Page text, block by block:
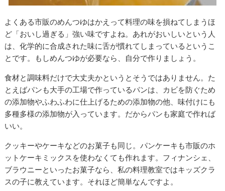
よくある市販のめんつゆはかえって料理の味を損ねてしまうほ
ど「おいし過ぎる」強い味ですよね。あれがおいしいという人
は、化学的に合成された味に舌が慣れてしまっているというこ
とです。もしめんつゆが必要なら、自分で作りましょう。
食材と調味料だけで大丈夫かというとそうではありません。た
とえばパンも大手の工場で作っているパンは、カビを防ぐため
の添加物やふわふわに仕上げるための添加物の他、味付けにも
多種多様の添加物が入っています。だからパンも家庭で作れば
いい。
クッキーやケーキなどのお菓子も同じ。パンケーキも市販のホ
ットケーキミックスを使わなくても作れます。フィナンシェ、
ブラウニーといったお菓子なら、私の料理教室ではキッズクラ
スの子に教えています。それほど簡単なんですよ。